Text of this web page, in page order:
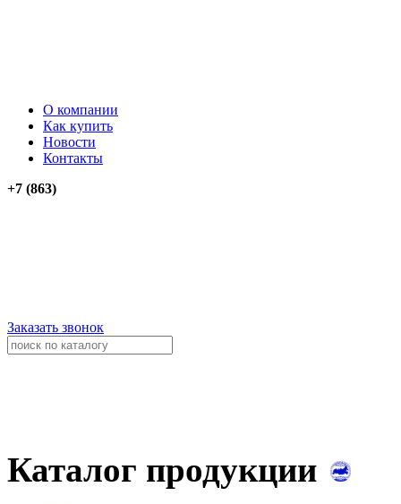
О компании
Как купить
Новости
Контакты
+7 (863)
Заказать звонок
Каталог продукции